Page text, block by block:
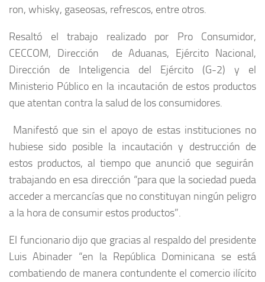
ron, whisky, gaseosas, refrescos, entre otros.
Resaltó el trabajo realizado por Pro Consumidor,
CECCOM, Dirección de Aduanas, Ejército Nacional,
Dirección de Inteligencia del Ejército (G-2) y el
Ministerio Público en la incautación de estos productos
que atentan contra la salud de los consumidores.
Manifestó que sin el apoyo de estas instituciones no
hubiese sido posible la incautación y destrucción de
estos productos, al tiempo que anunció que seguirán
trabajando en esa dirección “para que la sociedad pueda
acceder a mercancías que no constituyan ningún peligro
a la hora de consumir estos productos”.
El funcionario dijo que gracias al respaldo del presidente
Luis Abinader “en la República Dominicana se está
combatiendo de manera contundente el comercio ilícito